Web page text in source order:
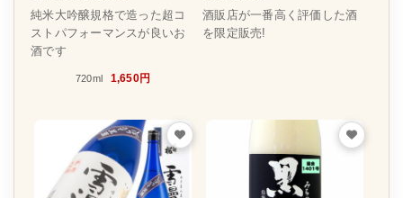
純米大吟醸規格で造った超コ
ストパフォーマンスが良いお
酒です
720ml 1,650円
酒販店が一番高く評価した酒
を限定販売!